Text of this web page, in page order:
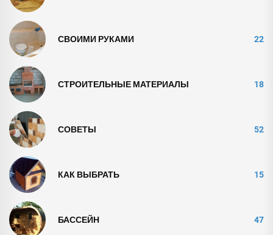
СВОИМИ РУКАМИ 22
СТРОИТЕЛЬНЫЕ МАТЕРИАЛЫ 18
СОВЕТЫ 52
КАК ВЫБРАТЬ 15
БАССЕЙН 47